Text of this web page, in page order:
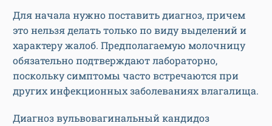
Для начала нужно поставить диагноз, причем
это нельзя делать только по виду выделений и
характеру жалоб. Предполагаемую молочницу
обязательно подтверждают лабораторно,
поскольку симптомы часто встречаются при
других инфекционных заболеваниях влагалища.
Диагноз вульвовагинальный кандидоз